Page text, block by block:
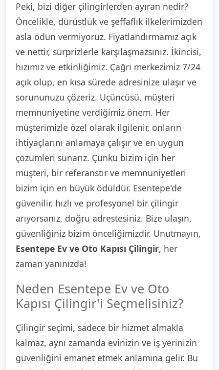
Peki, bizi diğer çilingirlerden ayıran nedir?
Öncelikle, dürüstlük ve şeffaflık ilkelerimizden
asla ödün vermiyoruz. Fiyatlandırmamız açık
ve nettir, sürprizlerle karşılaşmazsınız. İkincisi,
hızımız ve etkinliğimiz. Çağrı merkezimiz 7/24
açık olup, en kısa sürede adresinize ulaşır ve
sorununuzu çözeriz. Üçüncüsü, müşteri
memnuniyetine verdiğimiz önem. Her
müşterimizle özel olarak ilgilenir, onların
ihtiyaçlarını anlamaya çalışır ve en uygun
çözümleri sunarız. Çünkü bizim için her
müşteri, bir referanstır ve memnuniyetleri
bizim için en büyük ödüldür. Esentepe'de
güvenilir, hızlı ve profesyonel bir çilingir
arıyorsanız, doğru adrestesiniz. Bize ulaşın,
güvenliğiniz bizim önceliğimizdir. Unutmayın,
Esentepe Ev ve Oto Kapısı Çilingir, her
zaman yanınızda!
Neden Esentepe Ev ve Oto
Kapısı Çilingir'i Seçmelisiniz?
Çilingir seçimi, sadece bir hizmet almakla
kalmaz, aynı zamanda evinizin ve iş yerinizin
güvenliğini emanet etmek anlamına gelir. Bu